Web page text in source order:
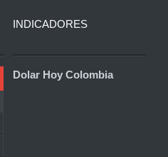
INDICADORES
Dolar Hoy Colombia